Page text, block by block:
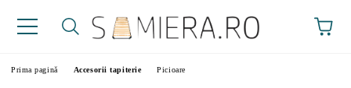
Prima pagină Accesorii tapiterie Picioare